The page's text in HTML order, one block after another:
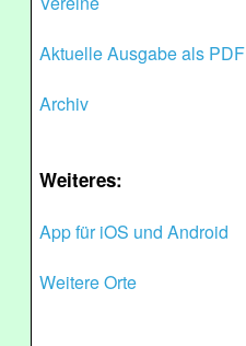
Aktuelle Ausgabe als PDF
Archiv
Weiteres:
App für iOS und Android
Weitere Orte